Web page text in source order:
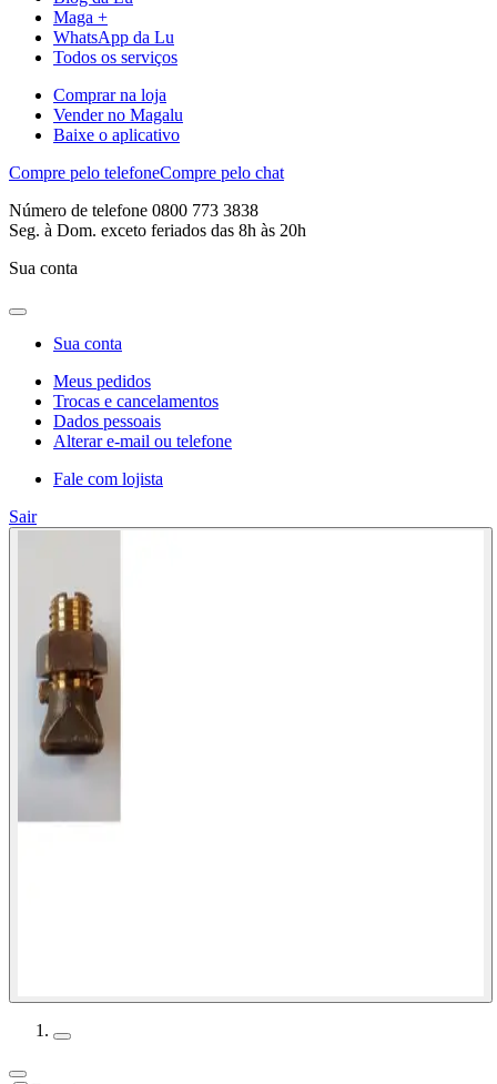
Maga +
WhatsApp da Lu
Todos os serviços
Comprar na loja
Vender no Magalu
Baixe o aplicativo
Compre pelo telefoneCompre pelo chat
Número de telefone 0800 773 3838
Seg. à Dom. exceto feriados das 8h às 20h
Sua conta
Sua conta
Meus pedidos
Trocas e cancelamentos
Dados pessoais
Alterar e-mail ou telefone
Fale com lojista
Sair